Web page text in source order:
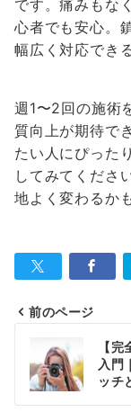
です。痛みもな
心者でも安心。
幅広く対応でき
週1〜2回の施術
質向上が期待で
たい人にぴった
してみてくださ
地よく変わるか
稿
ナ
前のページ
【
入門
ッチ